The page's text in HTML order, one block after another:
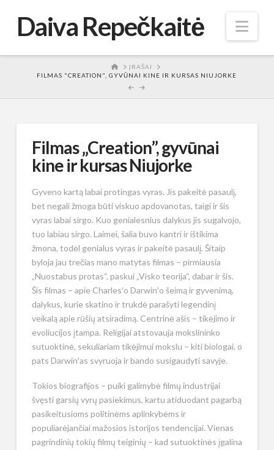
Daiva Repečkaitė
HOMEĮRAŠAI
FILMAS "CREATION", GYVŪNAI KINE IR KURSAS NIUJORKE
Filmas „Creation”, gyvūnai
kine ir kursas Niujorke
Gyveno kartą labai protingas vyras. Jis pakeitė pasaulį,
bet negali žmoga būti viskuo apdovanotas, taigi ir šis
vyras labai sirgo. Kuo genialesnius dalykus jis sugalvojo,
tuo labiau sirgo. Laimei, šalia buvo kantri ir ištikima
žmona, todėl genialus vyras ir pakeitė pasaulį. Šitaip
byloja jau trečias mano matytas filmas – pirmiausia
„Nuostabus protas“, paskui „Visko teorija“, dabar ir šis.
Šis filmas – apie Charles′o Darwin′o šeimą ir gyvenimą,
dalykus, kurie skatino ir trukdė parašyti legendinį
veikalą apie rūšių atsiradimą. Centrinė ašis – tikėjimo ir
evoliucijos įtampa. Religijai atstovauja mokslininko
sutuoktinė, sekuliariam tikėjimui mokslu – kiti biologai, o
pats Darwin′as svyruoja ir bando susigaudyti savyje.
Tokios biografijos – puiki galimybė filmų industrijai
švęsti garsių vyrų pasiekimus, kartu atiduodant pagarbą
pasikeitusioms politinėms aplinkybėms ir
populiarėjančiai mažosios istorijos tendencijai. Vienas
pagrindinių tokių filmų teiginių – kad sutuoktinės įgalina